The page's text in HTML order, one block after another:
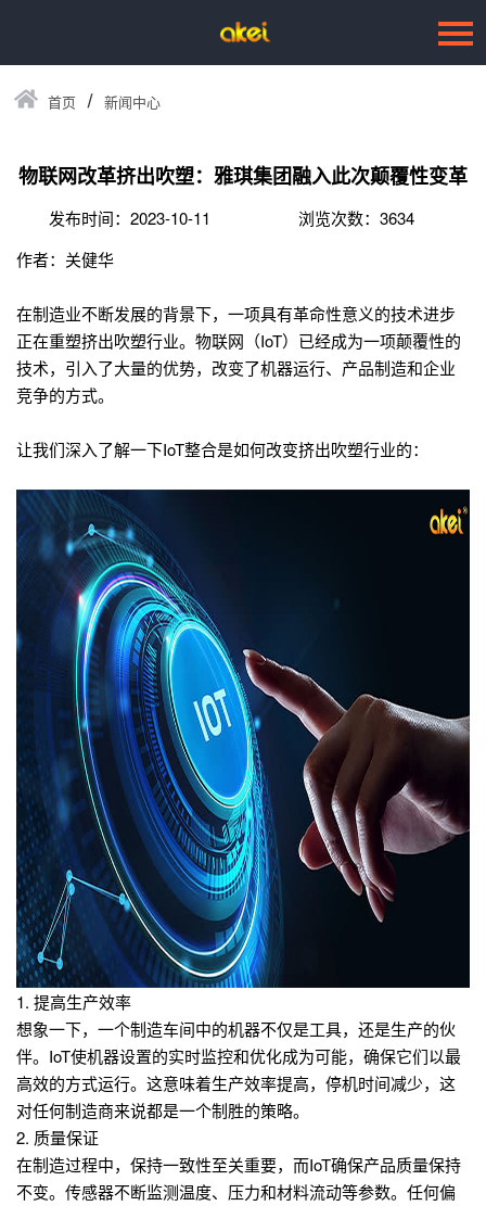
语言： English
首页
关于我们
产品中心
--机械设备
--优质模具
--塑胶制品
客户服务
新闻中心
联系我们
首页 新闻中心
物联网改革挤出吹塑：雅琪集团融入此次颠覆性变革
发布时间：2023-10-11
浏览次数：3634
作者：关健华
在制造业不断发展的背景下，一项具有革命性意义的技术进步
正在重塑挤出吹塑行业。物联网（IoT）已经成为一项颠覆性的
技术，引入了大量的优势，改变了机器运行、产品制造和企业
竞争的方式。
让我们深入了解一下IoT整合是如何改变挤出吹塑行业的：
1. 提高生产效率
想象一下，一个制造车间中的机器不仅是工具，还是生产的伙
伴。IoT使机器设置的实时监控和优化成为可能，确保它们以最
高效的方式运行。这意味着生产效率提高，停机时间减少，这
对任何制造商来说都是一个制胜的策略。
2. 质量保证
在制造过程中，保持一致性至关重要，而IoT确保产品质量保持
不变。传感器不断监测温度、压力和材料流动等参数。任何偏